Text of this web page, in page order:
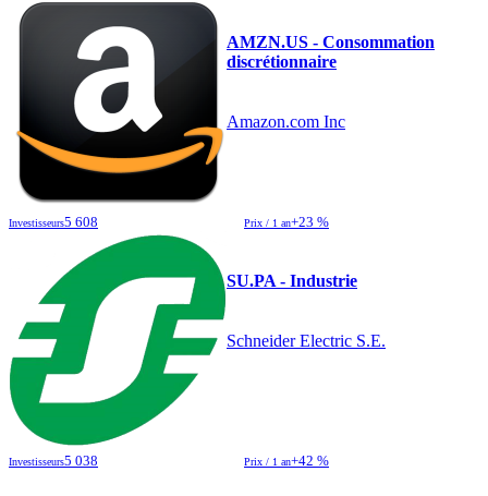
AMZN.US - Consommation
discrétionnaire
Amazon.com Inc
Investisseurs5 608 Prix / 1 an+23 %
SU.PA - Industrie
Schneider Electric S.E.
Investisseurs5 038 Prix / 1 an+42 %